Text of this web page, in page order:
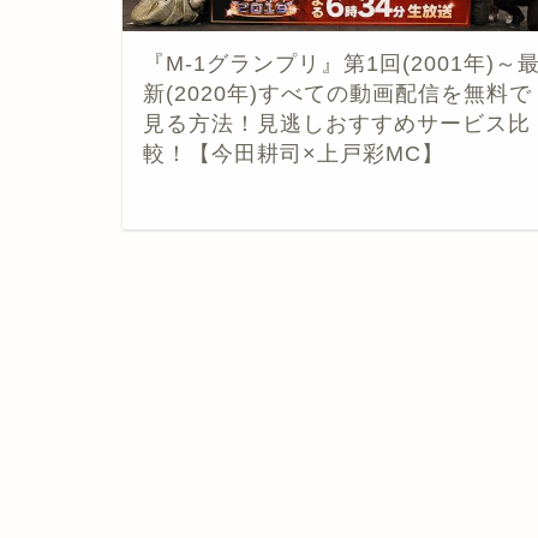
『M-1グランプリ』第1回(2001年)～
新(2020年)すべての動画配信を無料で
見る方法！見逃しおすすめサービス比
較！【今田耕司×上戸彩MC】